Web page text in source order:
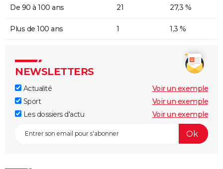
De 90 à 100 ans 21 27,3 %
Plus de 100 ans 1 1,3 %
NEWSLETTERS
Actualité
Voir un exemple
Sport
Voir un exemple
Les dossiers d'actu
Voir un exemple